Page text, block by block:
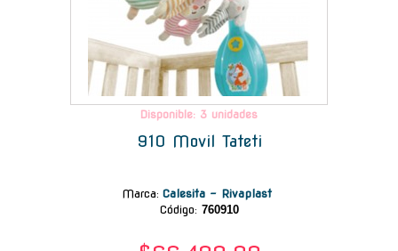
Disponible: 3 unidades
910 Movil Tateti
Marca: Calesita - Rivaplast
Código: 760910